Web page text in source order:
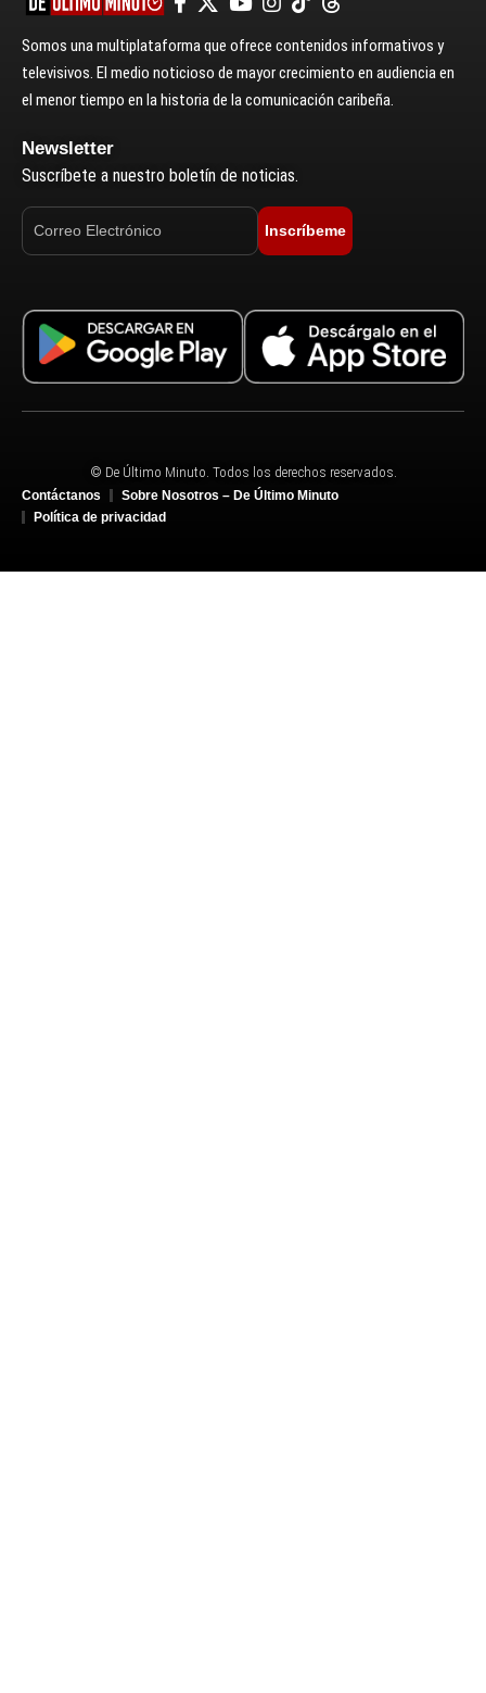
Somos una multiplataforma que ofrece contenidos informativos y
televisivos. El medio noticioso de mayor crecimiento en audiencia en
el menor tiempo en la historia de la comunicación caribeña.
Newsletter
Suscríbete a nuestro boletín de noticias.
Inscríbeme
© De Último Minuto. Todos los derechos reservados.
Contáctanos
Sobre Nosotros – De Último Minuto
Política de privacidad